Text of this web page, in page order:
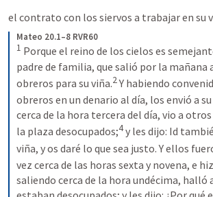
el contrato con los siervos a trabajar en su
Mateo 20.1–8 RVR60
1 Porque el reino de los cielos es
padre de familia, que salió por la
obreros para su viña.2Y habiendo
obreros en un denario al día, los envió a su
cerca de la hora tercera del día, vio a
la plaza desocupados;4y les dijo: Id
viña, y os daré lo que sea justo. Y ellos
vez cerca de las horas sexta y novena, e
saliendo cerca de la hora undécima, halló